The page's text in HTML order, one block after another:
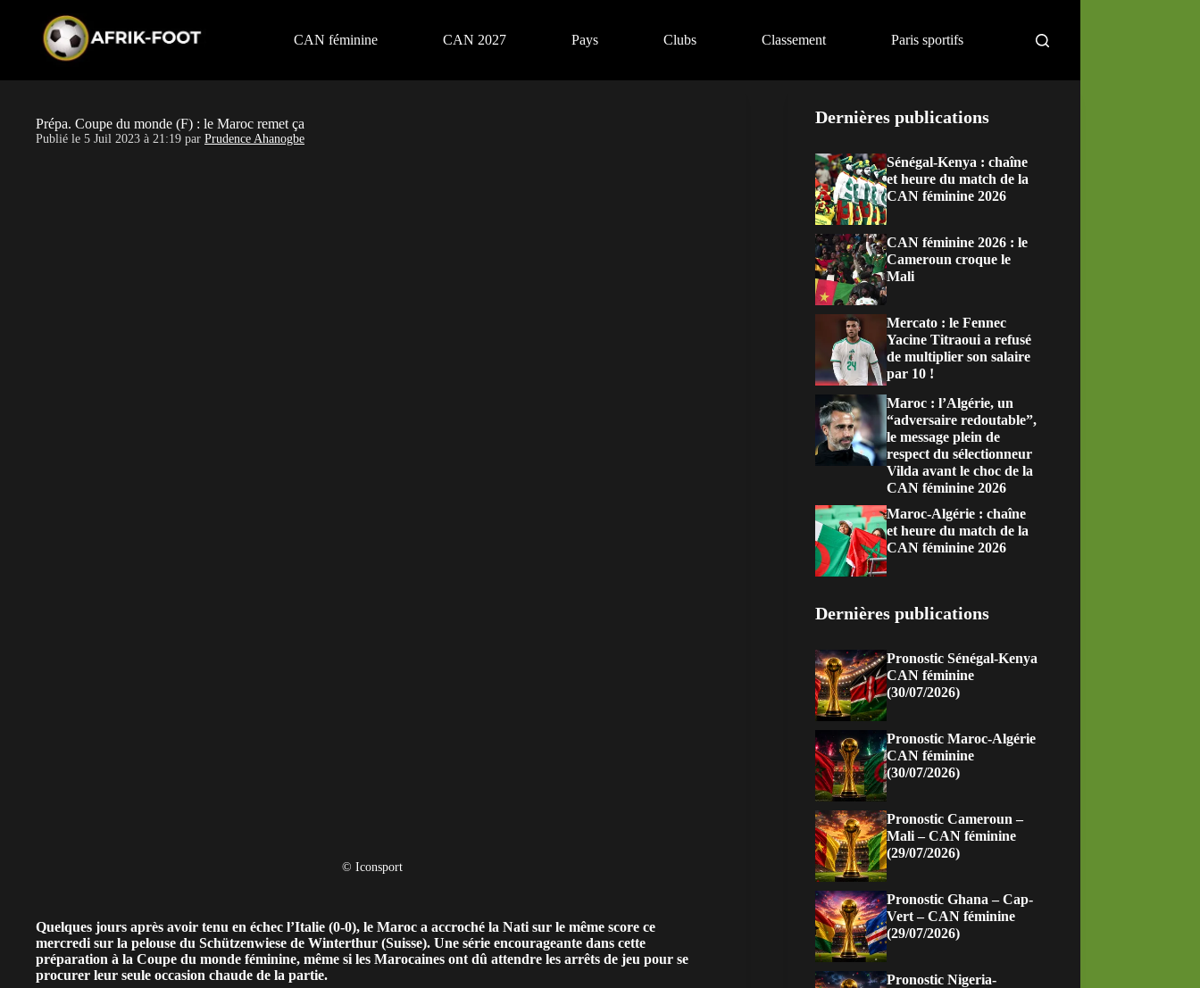
CAN féminine CAN 2027 Pays Clubs Classement Paris sportifs
Prépa. Coupe du monde (F) : le Maroc remet ça
Publié le 5 Juil 2023 à 21:19 par Prudence Ahanogbe
© Iconsport
Quelques jours après avoir tenu en échec l’Italie (0-0), le Maroc a accroché la Nati sur le même score ce
mercredi sur la pelouse du Schützenwiese de Winterthur (Suisse). Une série encourageante dans cette
préparation à la Coupe du monde féminine, même si les Marocaines ont dû attendre les arrêts de jeu pour se
procurer leur seule occasion chaude de la partie.
Dernières publications
Sénégal-Kenya : chaîne
et heure du match de la
CAN féminine 2026
CAN féminine 2026 : le
Cameroun croque le
Mali
Mercato : le Fennec
Yacine Titraoui a refusé
de multiplier son salaire
par 10 !
Maroc : l’Algérie, un
“adversaire redoutable”,
le message plein de
respect du sélectionneur
Vilda avant le choc de la
CAN féminine 2026
Maroc-Algérie : chaîne
et heure du match de la
CAN féminine 2026
Dernières publications
Pronostic Sénégal-Kenya
CAN féminine
(30/07/2026)
Pronostic Maroc-Algérie
CAN féminine
(30/07/2026)
Pronostic Cameroun –
Mali – CAN féminine
(29/07/2026)
Pronostic Ghana – Cap-
Vert – CAN féminine
(29/07/2026)
Pronostic Nigeria-